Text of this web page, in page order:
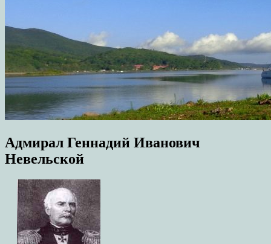
Адмирал Геннадий Иванович
Невельской